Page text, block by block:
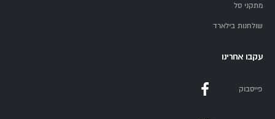
מתקני סל
שולחנות בילארד
עקבו אחרינו
פייסבוק